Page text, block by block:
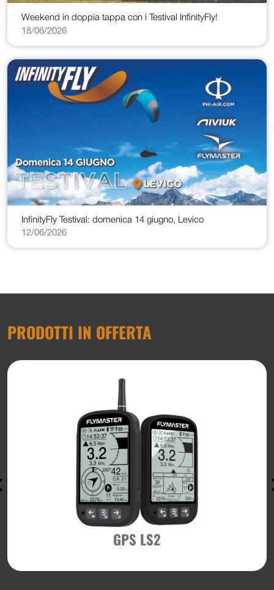
Weekend in doppia tappa con i Testival InfinityFly!
18/06/2026
InfinityFly Testival: domenica 14 giugno, Levico
12/06/2026
PRODOTTI IN OFFERTA
GPS LS2